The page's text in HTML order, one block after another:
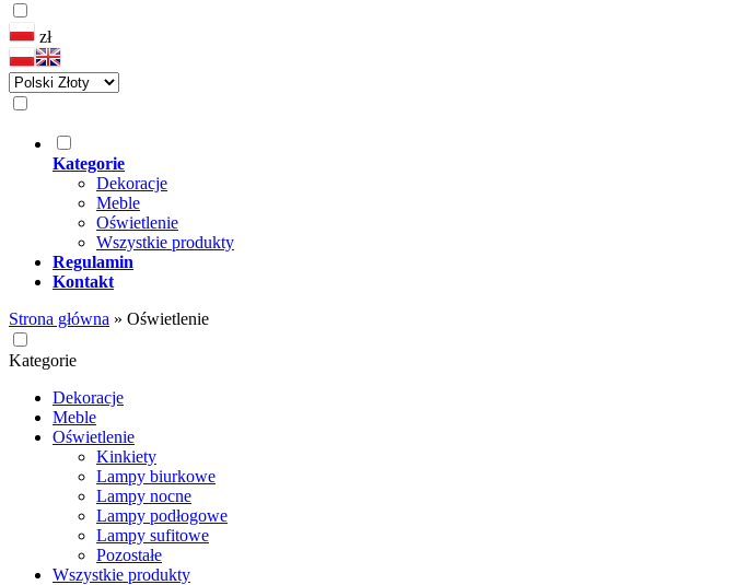
zł
Kategorie
Dekoracje
Meble
Oświetlenie
Wszystkie produkty
Regulamin
Kontakt
Strona główna » Oświetlenie
Kategorie
Dekoracje
Meble
Oświetlenie
Kinkiety
Lampy biurkowe
Lampy nocne
Lampy podłogowe
Lampy sufitowe
Pozostałe
Wszystkie produkty